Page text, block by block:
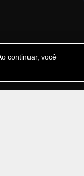
continuar, você